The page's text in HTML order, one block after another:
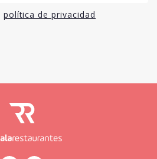
política de privacidad